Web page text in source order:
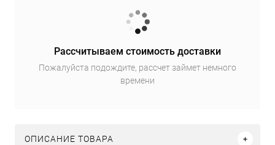
Рассчитываем стоимость доставки
Пожалуйста подождите, рассчет займет немного
времени
ОПИСАНИЕ ТОВАРА